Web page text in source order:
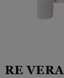
RE VERA